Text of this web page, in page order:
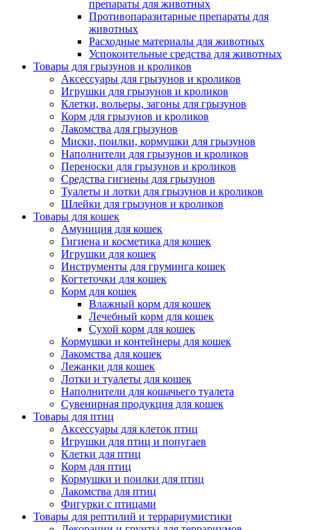
препараты для животных
Противопаразитарные препараты для
животных
Расходные материалы для животных
Успокоительные средства для животных
Товары для грызунов и кроликов
Аксессуары для грызунов и кроликов
Игрушки для грызунов и кроликов
Клетки, вольеры, загоны для грызунов
Корм для грызунов и кроликов
Лакомства для грызунов
Миски, поилки, кормушки для грызунов
Наполнители для грызунов и кроликов
Переноски для грызунов и кроликов
Средства гигиены для грызунов
Туалеты и лотки для грызунов и кроликов
Шлейки для грызунов и кроликов
Товары для кошек
Амуниция для кошек
Гигиена и косметика для кошек
Игрушки для кошек
Инструменты для груминга кошек
Когтеточки для кошек
Корм для кошек
Влажный корм для кошек
Лечебный корм для кошек
Сухой корм для кошек
Кормушки и контейнеры для кошек
Лакомства для кошек
Лежанки для кошек
Лотки и туалеты для кошек
Наполнители для кошачьего туалета
Сувенирная продукция для кошек
Товары для птиц
Аксессуары для клеток птиц
Игрушки для птиц и попугаев
Клетки для птиц
Корм для птиц
Кормушки и поилки для птиц
Лакомства для птиц
Фигурки с птицами
Товары для рептилий и террариумистики